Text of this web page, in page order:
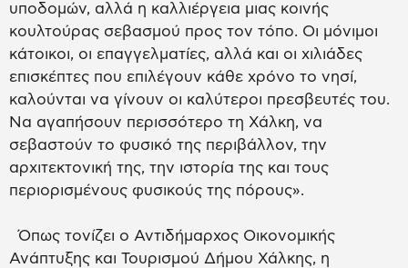
υποδομών, αλλά η καλλιέργεια μιας κοινής
κουλτούρας σεβασμού προς τον τόπο. Οι μόνιμοι
κάτοικοι, οι επαγγελματίες, αλλά και οι χιλιάδες
επισκέπτες που επιλέγουν κάθε χρόνο το νησί,
καλούνται να γίνουν οι καλύτεροι πρεσβευτές του.
Να αγαπήσουν περισσότερο τη Χάλκη, να
σεβαστούν το φυσικό της περιβάλλον, την
αρχιτεκτονική της, την ιστορία της και τους
περιορισμένους φυσικούς της πόρους».
Όπως τονίζει ο Αντιδήμαρχος Οικονομικής
Ανάπτυξης και Τουρισμού Δήμου Χάλκης, η